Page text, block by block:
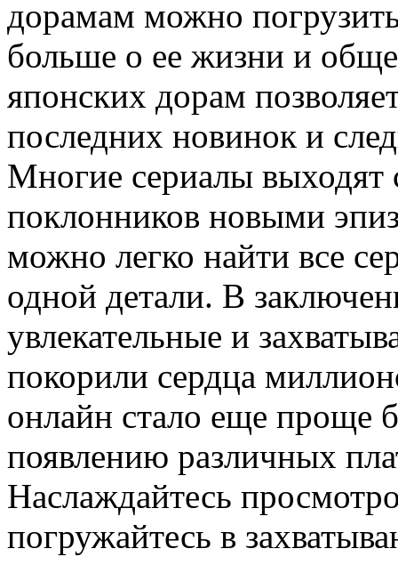
дорамам можно
больше о ее жизни и
японских дорам
последних новинок и
Многие сериалы выходят
поклонников новыми
можно легко найти все
одной детали. В
увлекательные и
покорили сердца
онлайн стало еще проще
появлению различных
Наслаждайтесь
погружайтесь в